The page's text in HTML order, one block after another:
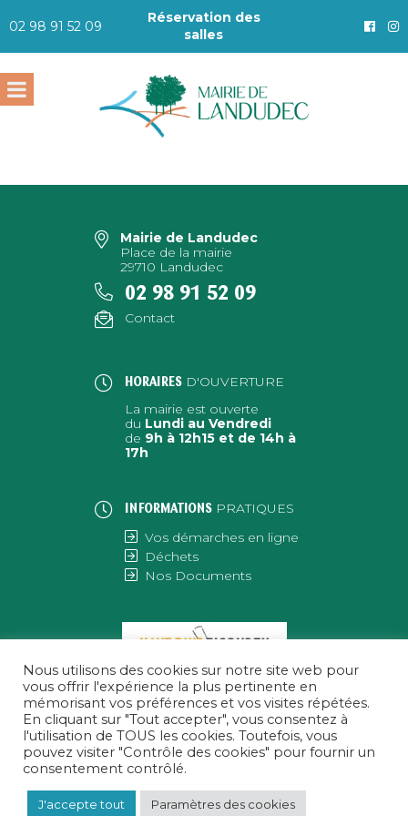
02 98 91 52 09
Réservation des
salles
Mairie de Landudec
Place de la mairie
29710 Landudec
02 98 91 52 09
Contact
HORAIRES D'OUVERTURE
La mairie est ouverte
du Lundi au Vendredi
de 9h à 12h15 et de 14h à
17h
INFORMATIONS PRATIQUES
Vos démarches en ligne
Déchets
Nos Documents
Nous utilisons des cookies sur notre site web pour
vous offrir l'expérience la plus pertinente en
mémorisant vos préférences et vos visites répétées.
En cliquant sur "Tout accepter", vous consentez à
l'utilisation de TOUS les cookies. Toutefois, vous
pouvez visiter "Contrôle des cookies" pour fournir un
consentement contrôlé.
J'accepte tout Paramètres des cookies